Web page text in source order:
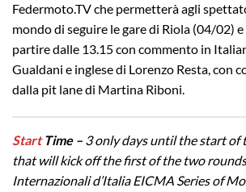
Federmoto.TV che permetterà agli
mondo di seguire le gare di Riola (04/02)
partire dalle 13.15 con commento in
Gualdani e inglese di Lorenzo Resta, con
dalla pit lane di Martina Riboni.
StartTime – 3 only days until the start of
that will kick off the first of the two
Internazionali d’Italia EICMA Series of